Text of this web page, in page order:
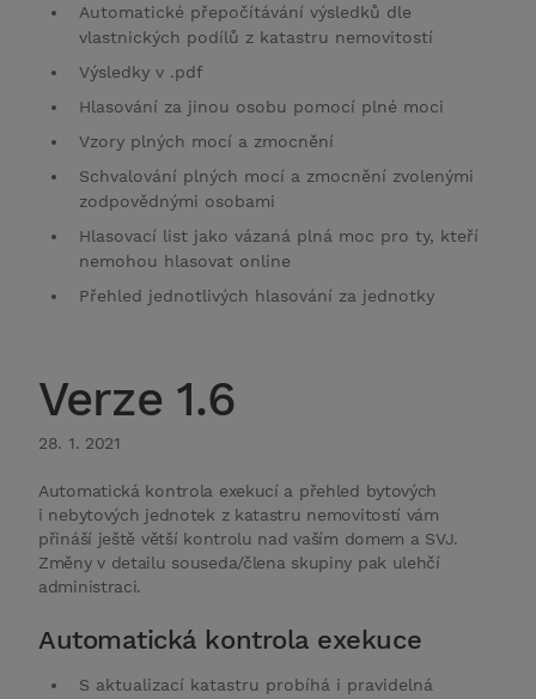
Automatické přepočítávání výsledků dle
vlastnických podílů z katastru nemovitostí
Výsledky v .pdf
Hlasování za jinou osobu pomocí plné moci
Vzory plných mocí a zmocnění
Schvalování plných mocí a zmocnění zvolenými
zodpovědnými osobami
Hlasovací list jako vázaná plná moc pro ty, kteří
nemohou hlasovat online
Přehled jednotlivých hlasování za jednotky
Verze 1.6
28. 1. 2021
Automatická kontrola exekucí a přehled bytových
i nebytových jednotek z katastru nemovitostí vám
přináší ještě větší kontrolu nad vaším domem a SVJ.
Změny v detailu souseda/člena skupiny pak ulehčí
administraci.
Automatická kontrola exekuce
S aktualizací katastru probíhá i pravidelná